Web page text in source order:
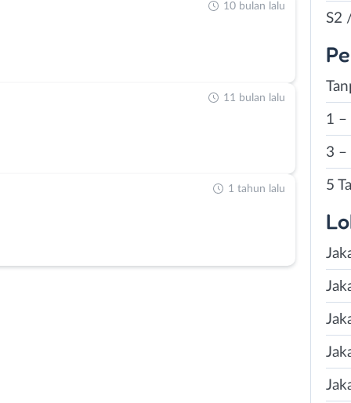
10 bulan lalu
11 bulan lalu
1 tahun lalu
S2
1 –
3 –
5